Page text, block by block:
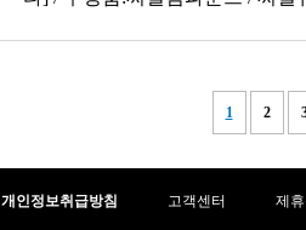
개인정보취급방침 고객센터 제